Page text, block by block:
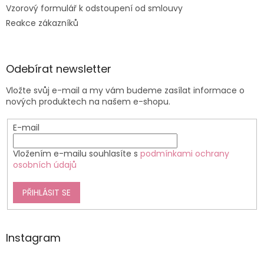
Vzorový formulář k odstoupení od smlouvy
Reakce zákazníků
Odebírat newsletter
Vložte svůj e-mail a my vám budeme zasílat informace o
nových produktech na našem e-shopu.
E-mail
Vložením e-mailu souhlasíte s podmínkami ochrany
osobních údajů
PŘIHLÁSIT SE
Instagram